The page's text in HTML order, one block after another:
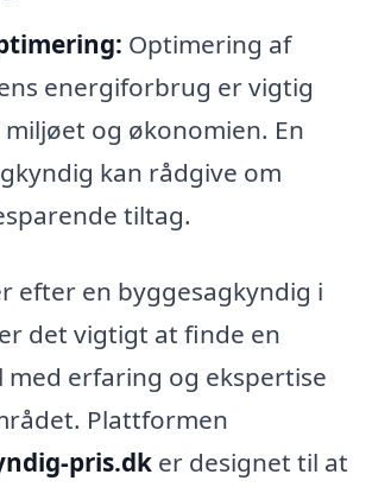
Optimering af
energiforbrug er vigtig
og økonomien. En
kan rådgive om
tiltag.
efter en byggesagkyndig i
det vigtigt at finde en
med erfaring og ekspertise
Plattformen
pris.dk er designet til at